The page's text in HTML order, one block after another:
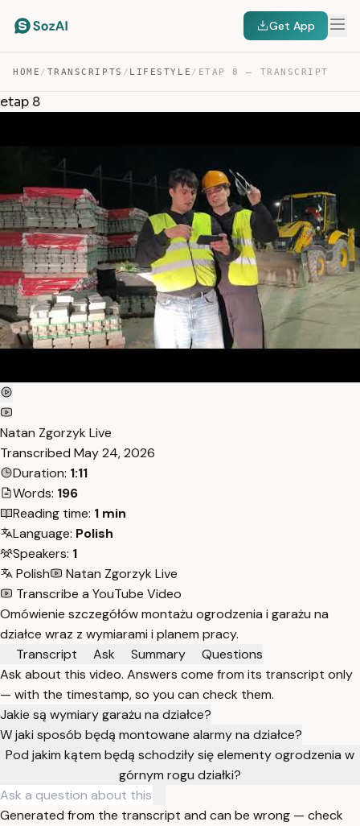
Get App
HOME / TRANSCRIPTS / LIFESTYLE / ETAP 8 — TRANSCRIPT
etap 8
Natan Zgorzyk Live
Transcribed May 24, 2026
Duration: 1:11
Words: 196
Reading time: 1 min
Language: Polish
Speakers: 1
Polish
Natan Zgorzyk Live
Transcribe a YouTube Video
Omówienie szczegółów montażu ogrodzenia i garażu na
działce wraz z wymiarami i planem pracy.
Transcript
Ask Summary
Questions
Ask about this video. Answers come from its transcript only
— with the timestamp, so you can check them.
Jakie są wymiary garażu na działce?
W jaki sposób będą montowane alarmy na działce?
Pod jakim kątem będą schodziły się elementy ogrodzenia w
górnym rogu działki?
Generated from the transcript and can be wrong — check